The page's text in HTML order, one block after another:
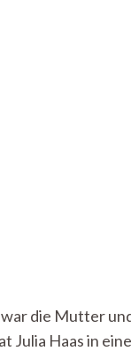
war die Mutter
Julia Haas in